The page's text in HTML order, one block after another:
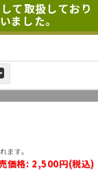
て取扱しており
ました。
ます。
価格: 2,500円(税込)